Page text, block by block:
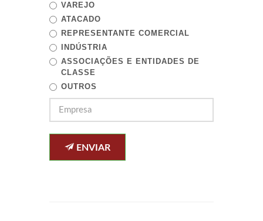
VAREJO
ATACADO
REPRESENTANTE COMERCIAL
INDÚSTRIA
ASSOCIAÇÕES E ENTIDADES DE
CLASSE
OUTROS
ENVIAR